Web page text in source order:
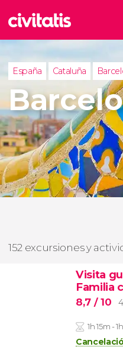
España Cataluña
152 excursiones y
Visita
Familia
8,7 / 10
1h 15m -